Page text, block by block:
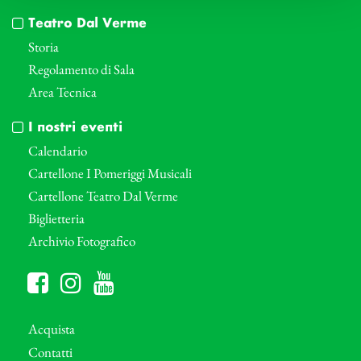
Teatro Dal Verme
Storia
Regolamento di Sala
Area Tecnica
I nostri eventi
Calendario
Cartellone I Pomeriggi Musicali
Cartellone Teatro Dal Verme
Biglietteria
Archivio Fotografico
Acquista
Contatti